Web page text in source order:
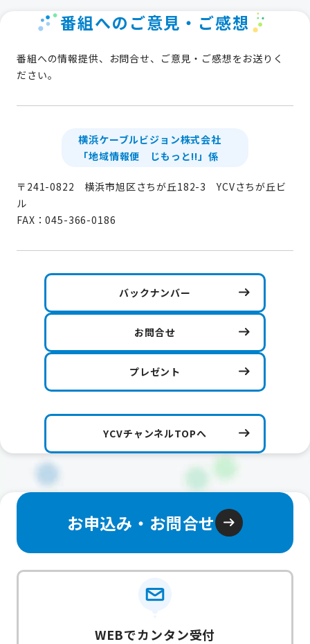
番組へのご意見・ご感想
番組への情報提供、お問合せ、ご意見・ご感想をお送りく
ださい。
横浜ケーブルビジョン株式会社
「地域情報便 じもっと!!」係
〒241-0822 横浜市旭区さちが丘182-3 YCVさちが丘ビ
ル
FAX：045-366-0186
バックナンバー
お問合せ
プレゼント
YCVチャンネルTOPへ
お申込み・お問合せ
WEBでカンタン受付